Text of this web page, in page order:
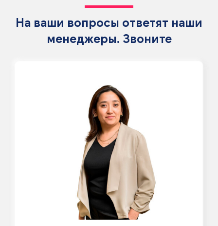
На ваши вопросы ответят наши
менеджеры. Звоните